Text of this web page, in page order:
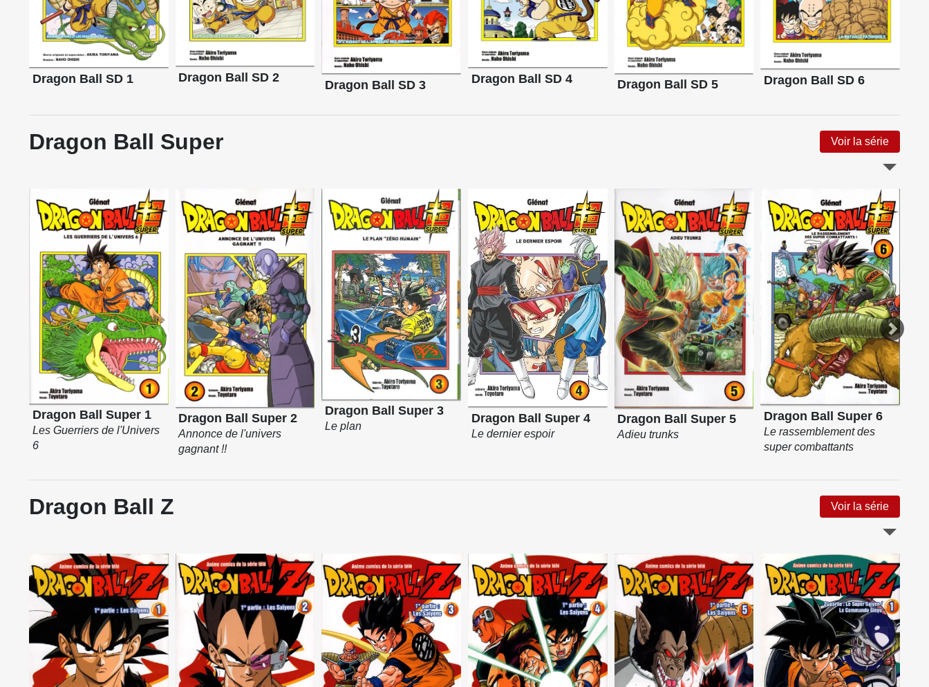
Dragon Ball SD 1 Dragon Ball SD 2
Dragon Ball SD 3 Dragon Ball SD 4 Dragon Ball SD 5 Dragon Ball SD 6
Dragon Ball Super Voir la série
Dragon Ball Super 1
Les Guerriers de l'Univers
6
Dragon Ball Super 2
Annonce de l'univers
gagnant !!
Dragon Ball Super 3
Le plan
Dragon Ball Super 4
Le dernier espoir
Dragon Ball Super 5
Adieu trunks
Dragon Ball Super 6
Le rassemblement des
super combattants
Dragon Ball Z Voir la série